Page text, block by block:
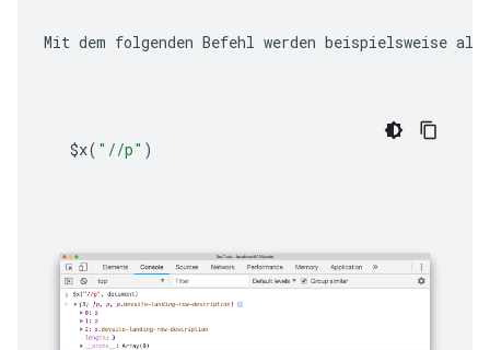
Mit dem folgenden Befehl werden beispielsweise
$x( "//p" )